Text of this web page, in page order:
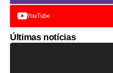
YouTube
Últimas notícias